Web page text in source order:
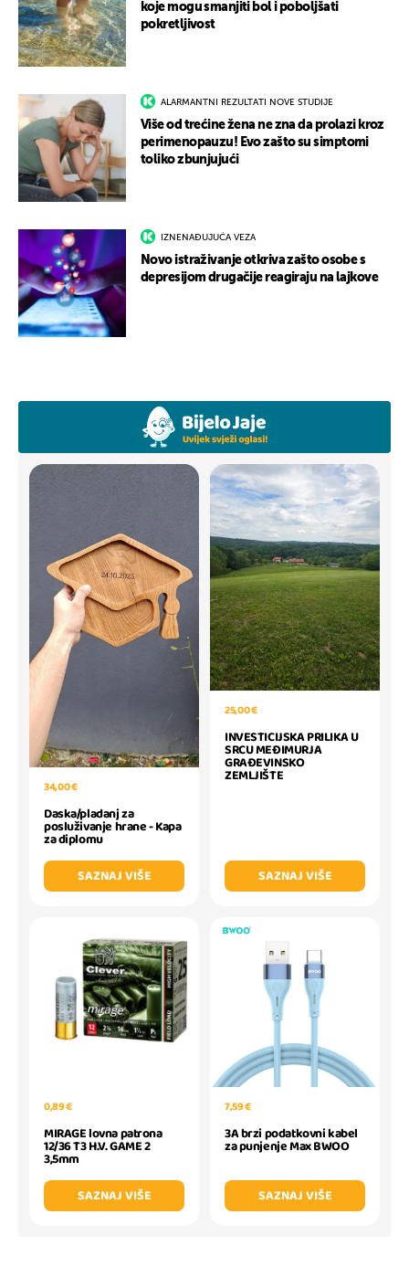
koje mogu smanjiti bol i poboljšati
pokretljivost
ALARMANTNI REZULTATI NOVE STUDIJE
Više od trećine žena ne zna da prolazi kroz
perimenopauzu! Evo zašto su simptomi
toliko zbunjujući
IZNENAĐUJUĆA VEZA
Novo istraživanje otkriva zašto osobe s
depresijom drugačije reagiraju na lajkove
34,00 €
Daska/pladanj za
posluživanje hrane - Kapa
za diplomu
SAZNAJ VIŠE
25,00 €
INVESTICIJSKA PRILIKA U
SRCU MEĐIMURJA
GRAĐEVINSKO
ZEMLJIŠTE
SAZNAJ VIŠE
0,89 €
MIRAGE lovna patrona
12/36 T3 H.V. GAME 2
3,5mm
SAZNAJ VIŠE
7,59 €
3A brzi podatkovni kabel
za punjenje Max BWOO
SAZNAJ VIŠE